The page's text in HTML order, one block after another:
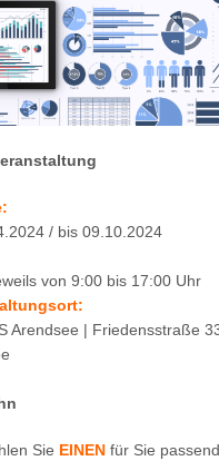
/ bis 09.10.2024
von 9:00 bis 17:00 Uhr
Arendsee | Friedensstraße
Sie EINEN für Sie